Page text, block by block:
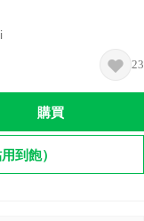
23
購買
到飽）